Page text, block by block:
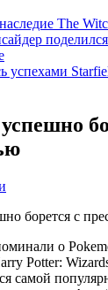
The
успехами
о
Potter:
самой